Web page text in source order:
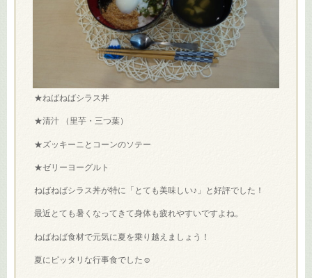
★ねばねばシラス丼
★清汁 （里芋・三つ葉）
★ズッキーニとコーンのソテー
★ゼリーヨーグルト
ねばねばシラス丼が特に「とても美味しい♪」と好評でした！
最近とても暑くなってきて身体も疲れやすいですよね。
ねばねば食材で元気に夏を乗り越えましょう！
夏にピッタリな行事食でした☺